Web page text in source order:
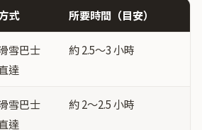
式 所要時間（目安）
雪巴士
達
約 2.5〜3 小時
雪巴士
達
約 2〜2.5 小時